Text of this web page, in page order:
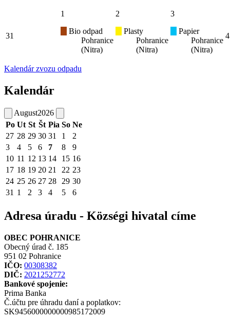
31
1
Bio odpad
Pohranice
(Nitra)
2
Plasty
Pohranice
(Nitra)
3
Papier
Pohranice
(Nitra)
4
Kalendár zvozu odpadu
Kalendár
August2026
Po Ut St Št Pia So Ne
27 28 29 30 31 1
2
3
4 5 6 7 8
9
10 11 12 13 14 15 16
17 18 19 20 21 22 23
24 25 26 27 28 29 30
31 1 2 3 4 5 6
Adresa úradu - Községi hivatal címe
OBEC POHRANICE
Obecný úrad č. 185
951 02 Pohranice
IČO: 00308382
DIČ: 2021252772
Bankové spojenie:
Prima Banka
Č.účtu pre úhradu daní a poplatkov:
SK9456000000000985172009